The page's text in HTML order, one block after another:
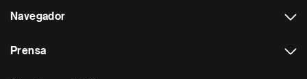
Navegador
Prensa